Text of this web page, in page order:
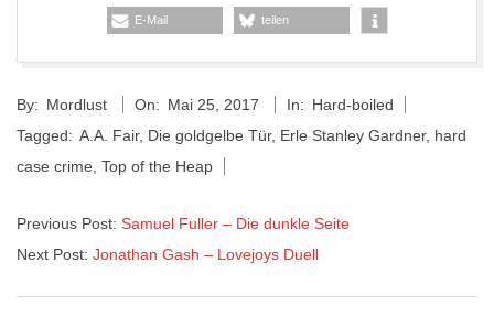
E-Mail teilen
05-
25
By: Mordlust On: Mai 25, 2017 In: Hard-boiled
Tagged: A.A. Fair, Die goldgelbe Tür, Erle Stanley Gardner, hard
case crime Top of the Heap
Previous Post: Samuel Fuller – Die dunkle Seite
Next Post: Jonathan Gash – Lovejoys Duell